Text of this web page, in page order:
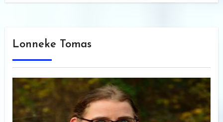
Lonneke Tomas